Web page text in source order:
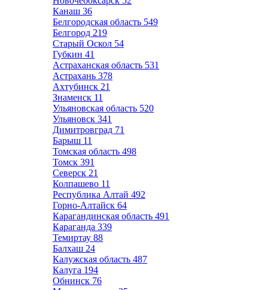
Канаш 36
Белгородская область 549
Белгород 219
Старый Оскол 54
Губкин 41
Астраханская область 531
Астрахань 378
Ахтубинск 21
Знаменск 11
Ульяновская область 520
Ульяновск 341
Димитровград 71
Барыш 11
Томская область 498
Томск 391
Северск 21
Колпашево 11
Республика Алтай 492
Горно-Алтайск 64
Карагандинская область 491
Караганда 339
Темиртау 88
Балхаш 24
Калужская область 487
Калуга 194
Обнинск 76